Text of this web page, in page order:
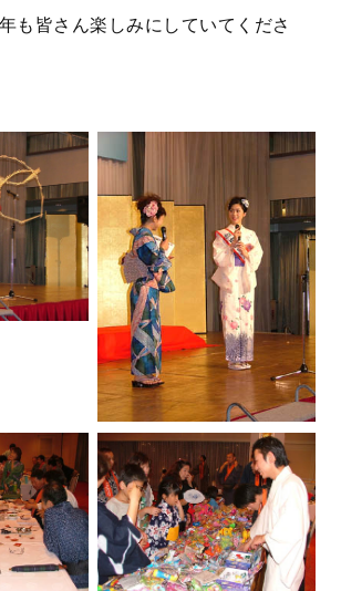
も皆さん楽しみにしていてくださ